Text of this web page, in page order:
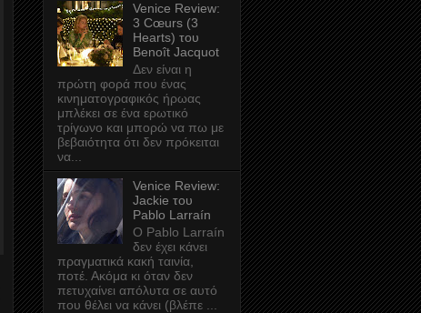
Venice Review:
3 Cœurs (3
Hearts) του
Benoît Jacquot
Δεν είναι η
πρώτη φορά που ένας
κινηματογραφικός ήρωας
μπλέκει σε ένα ερωτικό
τρίγωνο και μπορώ να πω με
βεβαιότητα ότι δεν πρόκειται
να...
Venice Review:
Jackie του
Pablo Larraín
Ο Pablo Larraín
δεν έχει κάνει
πραγματικά κακή ταινία,
ποτέ. Ακόμα κι όταν δεν
πετυχαίνει απόλυτα σε αυτό
που θέλει να κάνει (βλέπε ...